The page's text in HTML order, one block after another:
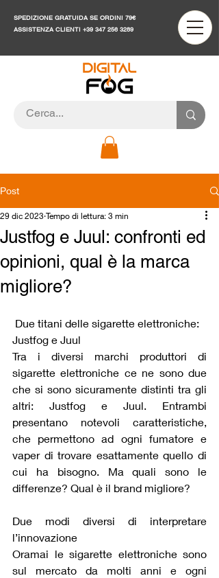
SPEDIZIONE GRATUIDA SE ORDINI 79€
ASSISTENZA CLIENTI +39 347 256 3289
Post
Justfog e Juul: confronti ed
opinioni, qual è la marca
migliore?
29 dic 2023 Tempo di lettura: 3 min
Due titani delle sigarette elettroniche:
Justfog e Juul
Tra i diversi marchi produttori di
sigarette elettroniche ce ne sono due
che si sono sicuramente distinti tra gli
altri: Justfog e Juul. Entrambi
presentano notevoli caratteristiche,
che permettono ad ogni fumatore e
vaper di trovare esattamente quello di
cui ha bisogno. Ma quali sono le
differenze? Qual è il brand migliore?
Due modi diversi di interpretare
l’innovazione
Oramai le sigarette elettroniche sono
sul mercato da molti anni e ogni